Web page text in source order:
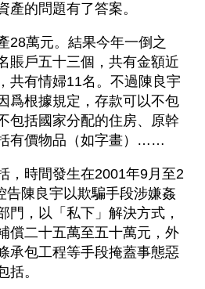
產的問題有了答案。
28萬元。結果今年一倒之
賬戶五十三個，共有金額近
共有情婦11名。不過陳良宇
爲根據規定，存款可以不包
包括國家分配的住房、原幹
有價物品（如字畫）……
，時間發生在2001年9月至2
告陳良宇以欺騙手段涉嫌姦
門，以「私下」解決方式，
償二十五萬至五十萬元，外
承包工程等手段掩蓋事態惡
括。